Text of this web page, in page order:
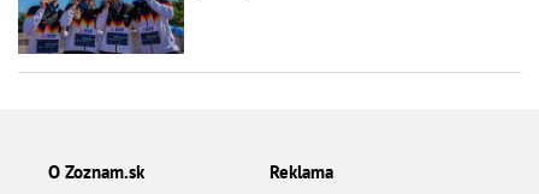
O Zoznam.sk Reklama